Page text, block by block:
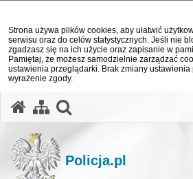
Strona używa plików cookies, aby ułatwić
serwisu oraz do celów statystycznych. Jeśli nie
zgadzasz się na ich użycie oraz zapisanie w
Pamiętaj, że możesz samodzielnie zarządzać
ustawienia przeglądarki. Brak zmiany
wyrażenie zgody.
Policja.pl